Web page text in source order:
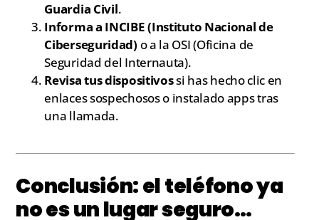
Guardia Civil.
Informa a INCIBE (Instituto Nacional de
Ciberseguridad) o a la OSI (Oficina de
Seguridad del Internauta).
Revisa tus dispositivossi has hecho clic en
enlaces sospechosos o instalado apps tras
una llamada.
Conclusión: el teléfono ya
no es un lugar seguro…